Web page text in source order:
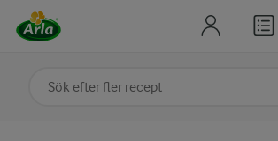
Sök på kategori eller ingrediens